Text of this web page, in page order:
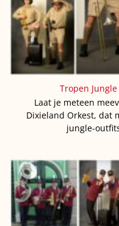
Tropen
Laat je meteen
Dixieland Orkest, dat
jungle-